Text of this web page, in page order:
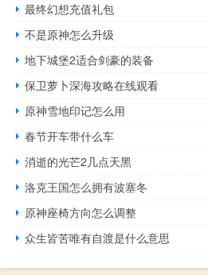
最终幻想充值礼包
不是原神怎么升级
地下城堡2适合剑豪的装备
保卫萝卜深海攻略在线观看
原神雪地印记怎么用
春节开车带什么车
消逝的光芒2几点天黑
洛克王国怎么拥有波塞冬
原神座椅方向怎么调整
众生皆苦唯有自渡是什么意思